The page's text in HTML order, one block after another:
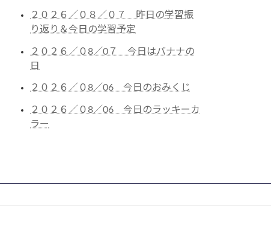
２０２６／０８／０７ 昨日の学習振
り返り＆今日の学習予定
２０２６／０8／0７ 今日はバナナの
日
２０２６／０8／06 今日のおみくじ
２０２６／０8／06 今日のラッキーカ
ラー